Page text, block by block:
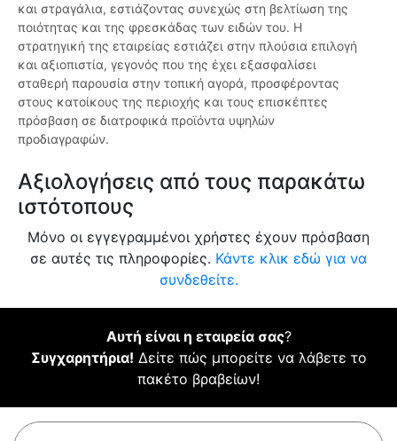
και στραγάλια, εστιάζοντας συνεχώς στη βελτίωση της
ποιότητας και της φρεσκάδας των ειδών του. Η
στρατηγική της εταιρείας εστιάζει στην πλούσια επιλογή
και αξιοπιστία, γεγονός που της έχει εξασφαλίσει
σταθερή παρουσία στην τοπική αγορά, προσφέροντας
στους κατοίκους της περιοχής και τους επισκέπτες
πρόσβαση σε διατροφικά προϊόντα υψηλών
προδιαγραφών.
Αξιολογήσεις από τους παρακάτω
ιστότοπους
Μόνο οι εγγεγραμμένοι χρήστες έχουν πρόσβαση
σε αυτές τις πληροφορίες. Κάντε κλικ εδώ για να
συνδεθείτε.
Αυτή είναι η εταιρεία σας?
Συγχαρητήρια! Δείτε πώς μπορείτε να λάβετε το
πακέτο βραβείων!